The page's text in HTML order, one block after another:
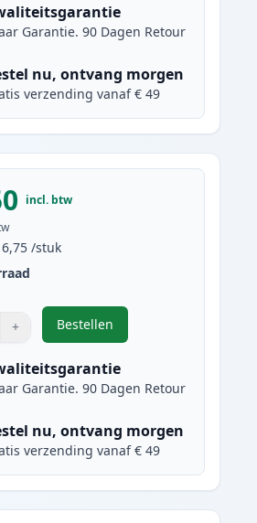
Garantie. 90 Dagen Retour
nu, ontvang morgen
verzending vanaf € 49
incl. btw
/stuk
om aan te passen
+ Bestellen
,10 stuks Canon PGI-525
Garantie. 90 Dagen Retour
nu, ontvang morgen
verzending vanaf € 49